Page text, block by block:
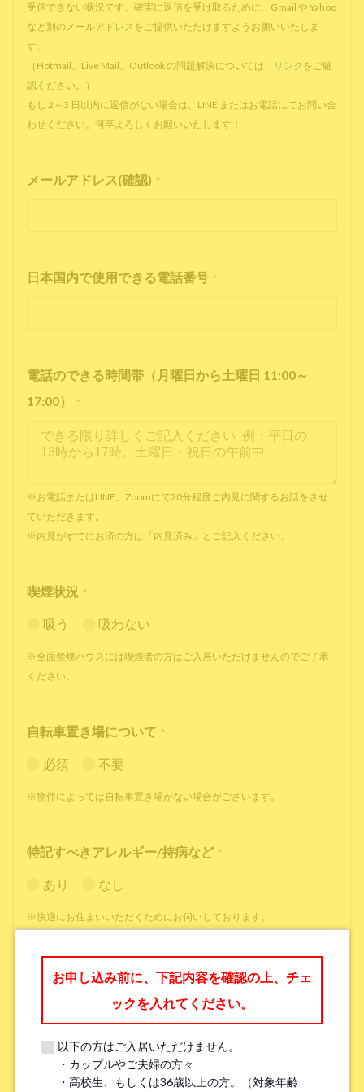
受信できない状況です。確実に返信を受け取るために、Gmail や Yahoo
など別のメールアドレスをご提供いただけますようお願いいたしま
す。
（Hotmail、Live Mail、Outlook の問題解決については、
リンク をご確
認ください。）
もし 2～3 日以内に返信がない場合は、LINE またはお電話にてお問い合
わせください。何卒よろしくお願いいたします！
メールアドレス(確認) *
日本国内で使用できる電話番号 *
電話のできる時間帯（月曜日から土曜日 11:00～
17:00）
*
※お電話またはLINE、Zoomにて20分程度ご内見に関するお話をさせ
ていただきます。
※内見がすでにお済の方は「内見済み」とご記入ください。
喫煙状況 *
吸う 吸わない
※全面禁煙ハウスには喫煙者の方はご入居いただけませんのでご了承
ください。
自転車置き場について *
必須 不要
※物件によっては自転車置き場がない場合がございます。
特記すべきアレルギー/持病など *
あり なし
※快適にお住まいいただくためにお伺いしております。
*
勤務先名、学校名 *
お申し込み前に、下記内容を確認の上、チェ
ックを入れてください。
以下の方はご入居いただけません。
・カップルやご夫婦の方々
・高校生、もしくは36歳以上の方。（対象年齢